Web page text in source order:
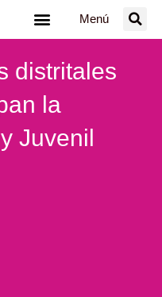
Menú
distritales
la
Juvenil